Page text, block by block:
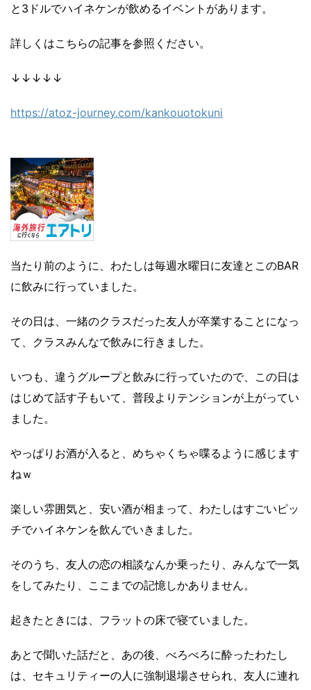
と3ドルでハイネケンが飲めるイベントがあります。
詳しくはこちらの記事を参照ください。
↓↓↓↓↓
https://atoz-journey.com/kankouotokuni
当たり前のように、わたしは毎週水曜日に友達とこのBAR
に飲みに行っていました。
その日は、一緒のクラスだった友人が卒業することになっ
て、クラスみんなで飲みに行きました。
いつも、違うグループと飲みに行っていたので、この日は
はじめて話す子もいて、普段よりテンションが上がってい
ました。
やっぱりお酒が入ると、めちゃくちゃ喋るように感じます
ねｗ
楽しい雰囲気と、安い酒が相まって、わたしはすごいピッ
チでハイネケンを飲んでいきました。
そのうち、友人の恋の相談なんか乗ったり、みんなで一気
をしてみたり、ここまでの記憶しかありません。
起きたときには、フラットの床で寝ていました。
あとで聞いた話だと、あの後、べろべろに酔ったわたし
は、セキュリティーの人に強制退場させられ、友人に連れ